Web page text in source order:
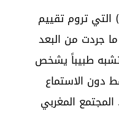
إن دراسة الأثر (Étude d’impact) التي تروم تقييم
جردت من البعد
تشبه طبيباً يشخص
دون الاستماع
المغربي